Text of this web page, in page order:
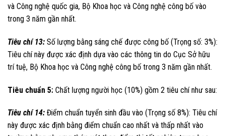
và Công nghệ quốc gia, Bộ Khoa học và Công nghệ công bố vào
trong 3 năm gần nhất.
Tiêu chí 13: Số lượng bằng sáng chế được công bố (Trọng số: 3%):
Tiêu chí này được xác định dựa vào các thông tin do Cục Sở hữu
trí tuệ, Bộ Khoa học và Công nghệ công bố trong 3 năm gần nhất.
Tiêu chuẩn 5: Chất lượng người học (10%) gồm 2 tiêu chí như sau:
Tiêu chí 14: Điểm chuẩn tuyển sinh đầu vào (Trọng số 8%): Tiêu chí
này được xác định bằng điểm chuẩn cao nhất và thấp nhất vào